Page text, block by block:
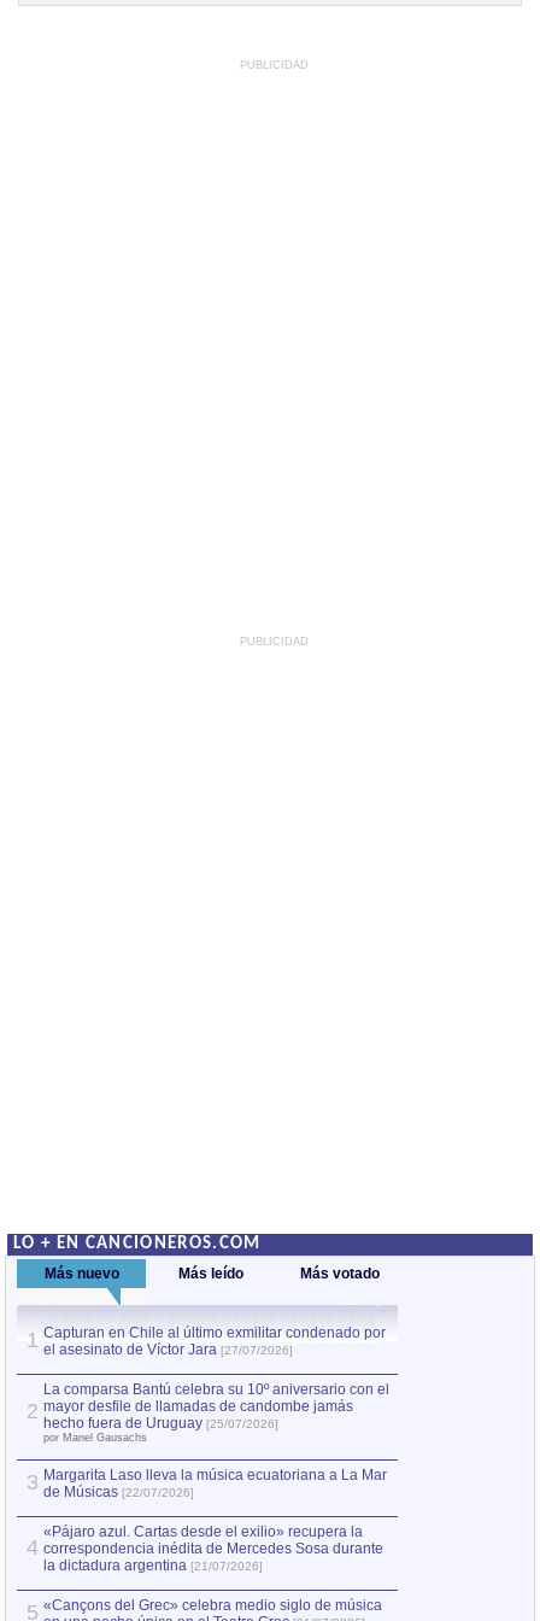
PUBLICIDAD
PUBLICIDAD
LO + EN CANCIONEROS.COM
Más nuevo Más leído Más votado
1 Capturan en Chile al último exmilitar condenado por
el asesinato de Víctor Jara [27/07/2026]
2
La comparsa Bantú celebra su 10º aniversario con el
mayor desfile de llamadas de candombe jamás
hecho fuera de Uruguay [25/07/2026]
por Manel Gausachs
3 Margarita Laso lleva la música ecuatoriana a La Mar
de Músicas [22/07/2026]
4
«Pájaro azul. Cartas desde el exilio» recupera la
correspondencia inédita de Mercedes Sosa durante
la dictadura argentina [21/07/2026]
5 «Cançons del Grec» celebra medio siglo de música